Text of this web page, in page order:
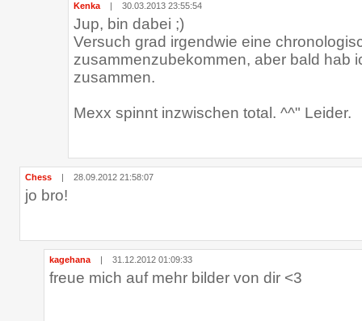
Kenka | 30.03.2013 23:55:54
Jup, bin dabei ;)
Versuch grad irgendwie eine
zusammenzubekommen, aber bald hab
zusammen.
Mexx spinnt inzwischen total. ^^" Leider.
Chess | 28.09.2012 21:58:07
jo bro!
kagehana | 31.12.2012 01:09:33
freue mich auf mehr bilder von dir <3